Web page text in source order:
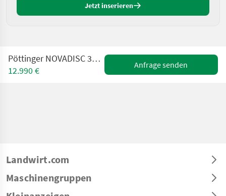
Jetzt inserieren
Pöttinger NOVADISC 302 Heck-Scheibenmähwerk
12.990 €
Anfrage senden
Landwirt.com
Maschinengruppen